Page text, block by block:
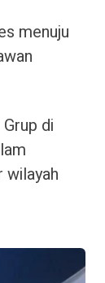
menuju
di
wilayah